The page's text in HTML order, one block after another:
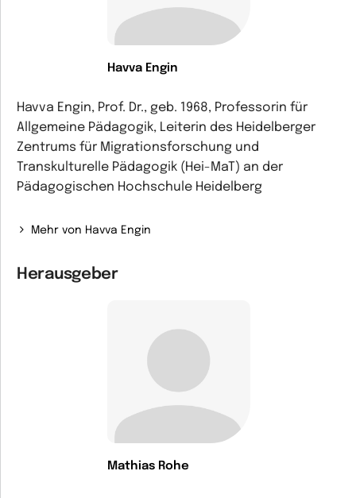
Havva Engin
Havva Engin, Prof. Dr., geb. 1968, Professorin für
Allgemeine Pädagogik, Leiterin des Heidelberger
Zentrums für Migrationsforschung und
Transkulturelle Pädagogik (Hei-MaT) an der
Pädagogischen Hochschule Heidelberg
Mehr von Havva Engin
Herausgeber
Mathias Rohe